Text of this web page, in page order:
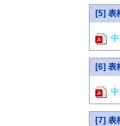
[5] 表
[6] 表
[7] 表